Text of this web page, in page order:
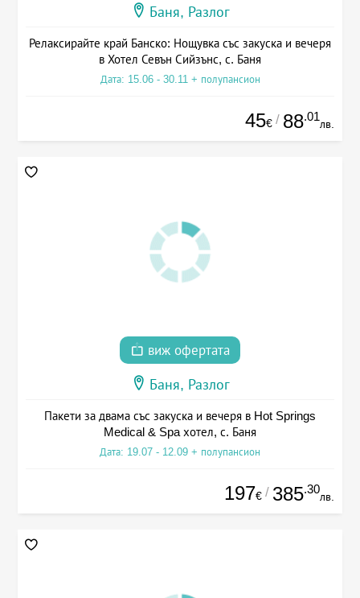
Баня, Разлог
Релаксирайте край Банско: Нощувка със закуска и вечеря
в Хотел Севън Сийзънс, с. Баня
Дата: 15.06 - 30.11 + полупансион
45€ / 88.01
лв.
виж офертата
Баня, Разлог
Пакети за двама със закуска и вечеря в Hot Springs
Medical & Spa хотел, с. Баня
Дата: 19.07 - 12.09 + полупансион
197€ / 385.30
лв.